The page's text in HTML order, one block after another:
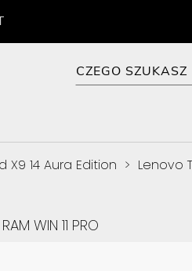
X9 14 Aura Edition > Lenovo
WIN 11 PRO